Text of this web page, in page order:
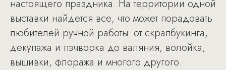
настоящего праздника. На территории одной
выставки найдется все, что может порадовать
любителей ручной работы: от скрапбукинга,
декупажа и пэчворка до валяния, волойка,
вышивки, флоража и многого другого.